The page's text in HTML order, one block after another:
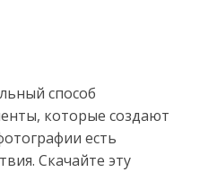
способ
которые создают
есть
Скачайте эту